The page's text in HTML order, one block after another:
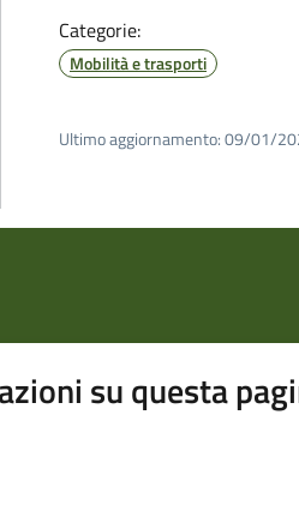
Categorie:
Mobilità e trasporti
Ultimo aggiornamento:09/01/
su questa